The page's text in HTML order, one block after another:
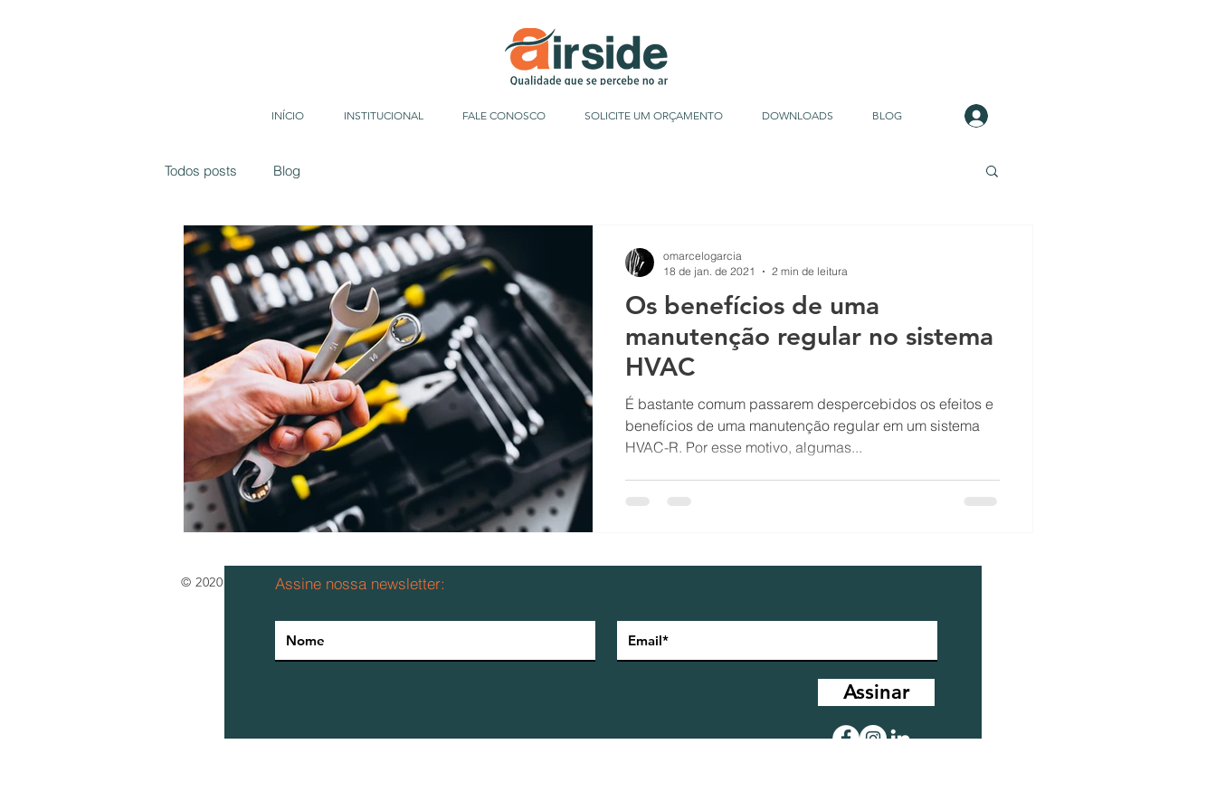
INÍCIO INSTITUCIONAL FALE CONOSCO SOLICITE UM ORÇAMENTO DOWNLOADS BLOG
Todos posts Blog
Os benefícios de uma
manutenção regular no sistema
HVAC
É bastante comum passarem despercebidos os efeitos e
benefícios de uma manutenção regular em um sistema
HVAC-R. Por esse motivo, algumas...
omarcelogarcia
18 de jan. de 2021
2 min de leitura
© 2020 por Airside Ind. e Com. de produtos para Climatização LTDA.
Assine nossa newsletter:
Assinar
Política de privacidade